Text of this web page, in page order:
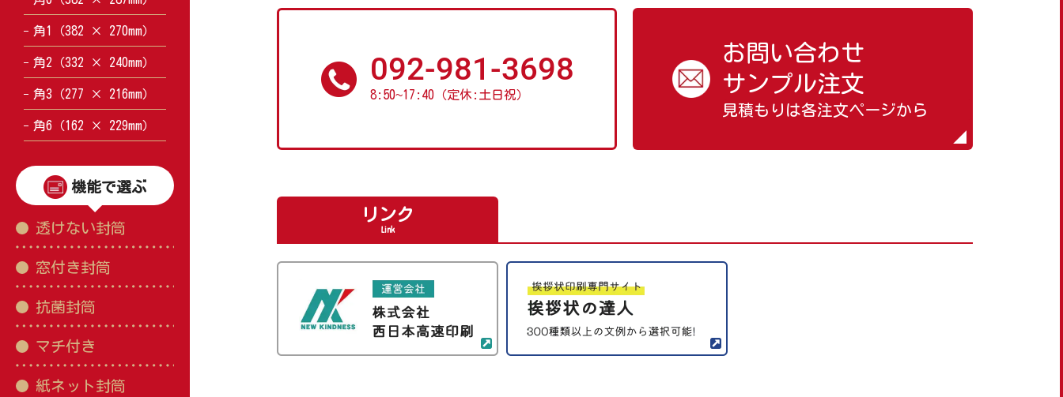
角1（382 × 270mm）
角2（332 × 240mm）
角3（277 × 216mm）
角6（162 × 229mm）
機能で選ぶ
透けない封筒
窓付き封筒
抗菌封筒
マチ付き
紙ネット封筒
092-981-3698
8:50~17:40（定休:土日祝）
お問い合わせ
サンプル注文
見積もりは各注文ページから
リンク
Link